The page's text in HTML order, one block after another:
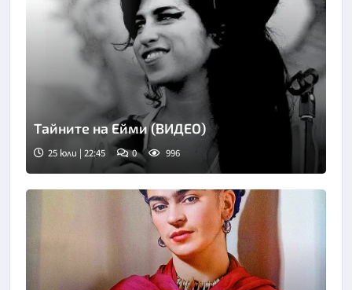
Тайните на Ейми (ВИДЕО)
25 юли | 22:45 0 996